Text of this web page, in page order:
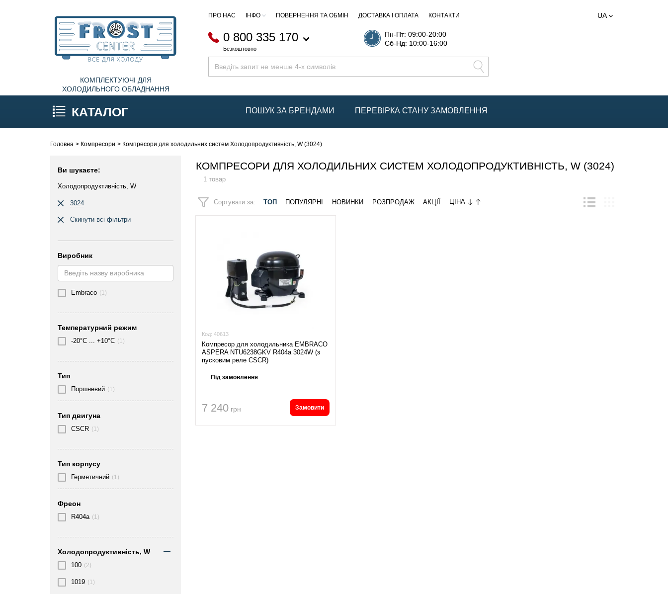
КОМПЛЕКТУЮЧІ ДЛЯ
ХОЛОДИЛЬНОГО ОБЛАДНАННЯ
ПРО НАС ІНФО ПОВЕРНЕННЯ ТА ОБМІН ДОСТАВКА І ОПЛАТА КОНТАКТИ
0 800 335 170
Безкоштовно
Пн-Пт: 09:00-20:00
Сб-Нд: 10:00-16:00
UA
КАТАЛОГ ПОШУК ЗА БРЕНДАМИ ПЕРЕВІРКА СТАНУ ЗАМОВЛЕННЯ
Головна Компресори Компресори для холодильних систем Холодопродуктивність, W (3024)
Ви шукаєте:
Холодопродуктивність, W
3024
Скинути всі фільтри
Виробник
Embraco (1)
Температурний режим
-20°C ... +10°C (1)
Тип
Поршневий (1)
Тип двигуна
CSCR (1)
Тип корпусу
Герметичний (1)
Фреон
R404a (1)
Холодопродуктивність, W
100 (2)
1019 (1)
КОМПРЕСОРИ ДЛЯ ХОЛОДИЛЬНИХ СИСТЕМ ХОЛОДОПРОДУКТИВНІСТЬ, W (3024)
1 товар
Сортувати за: ТОП ПОПУЛЯРНІ НОВИНКИ РОЗПРОДАЖ АКЦІЇ ЦІНА
Код: 40613
Компресор для холодильника EMBRACO
ASPERA NTU6238GKV R404a 3024W (з
пусковим реле CSCR)
Під замовлення
7 240 грн Замовити